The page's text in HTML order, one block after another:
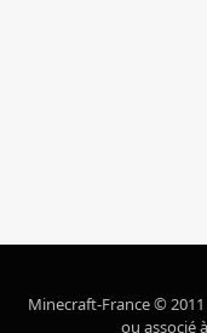
Minecraft-France ©
ou associé